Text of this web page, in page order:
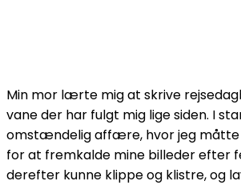
Min mor lærte mig at skrive
vane der har fulgt mig lige siden. I
omstændelig affære, hvor jeg
for at fremkalde mine billeder efter
derefter kunne klippe og klistre, og